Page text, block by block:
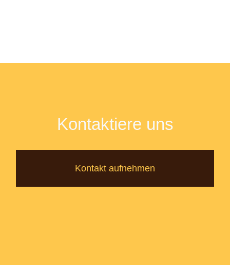
Kontaktiere uns
Kontakt aufnehmen